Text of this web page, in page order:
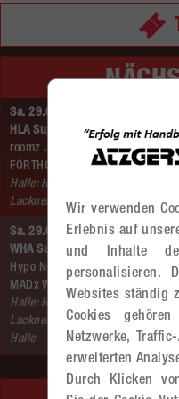
Sa. 29.08.2026 | 18:00 Uhr |
HLA Supercup
roomz JAGS Vöslau –
FÖRTHOF UHK KREMS
Halle: Hans–
Lackner Halle
Sa. 29.08.2026 | 20:25 Uhr |
WHA Supercup
Hypo NÖ –
MADx WAT Atzgersdorf
Halle: Hans–
Lackner–
Halle
Wir verwenden
Erlebnis auf
und Inhalte
personalisieren.
Websites ständig
Cookies
Netzwerke,
erweiterten
Durch Klicken